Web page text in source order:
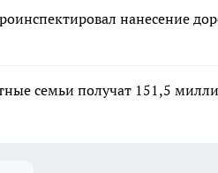
нанесение
семьи получат 151,5